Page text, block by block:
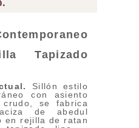
Tapizado
.
Sillón estilo
con asiento
se fabrica
de abedul
en rejilla de ratan